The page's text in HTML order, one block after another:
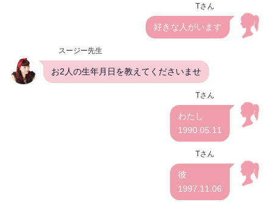
Tさん
好きな人がいます
スージー先生
お2人の生年月日を教えてくださいませ
Tさん
わたし
1990.05.11
Tさん
彼
1997.11.06